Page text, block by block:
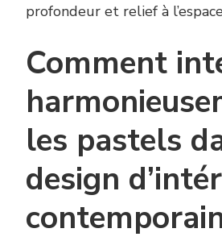
profondeur et relief à
Comment
les pastels
design